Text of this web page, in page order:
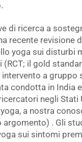
di ricerca a
recente revisione
yoga sui disturbi
il gold
a gruppo
condotta in India
negli
a nostra
. Gli
sui sintomi